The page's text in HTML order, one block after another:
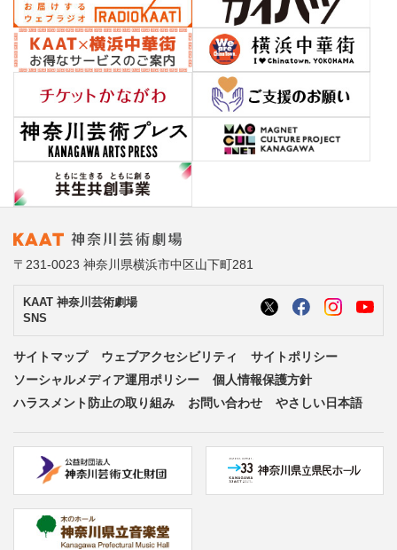
〒231-0023 神奈川県横浜市中区山下町281
KAAT 神奈川芸術劇場
SNS
サイトマップ ウェブアクセシビリティ
サイトポリシー
ソーシャルメディア運用ポリシー
個人情報保護方針
ハラスメント防止の取り組み
お問い合わせ やさしい日本語